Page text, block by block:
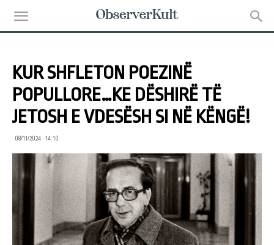
KUR SHFLETON POEZINË
POPULLORE…KE DËSHIRË TË
JETOSH E VDESËSH SI NË KËNGË!
08/11/2024 • 14:10